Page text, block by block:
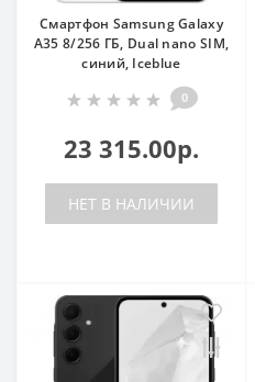
Смартфон Samsung Galaxy
A35 8/256 ГБ, Dual nano SIM,
синий, Iceblue
0
23 315.00р.
НЕТ В НАЛИЧИИ